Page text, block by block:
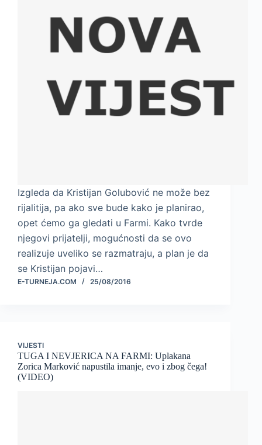
Izgleda da Kristijan Golubović ne može bez
rijalitija, pa ako sve bude kako je planirao,
opet ćemo ga gledati u Farmi. Kako tvrde
njegovi prijatelji, mogućnosti da se ovo
realizuje uveliko se razmatraju, a plan je da
se Kristijan pojavi…
E-TURNEJA.COM 25/08/2016
VIJESTI
TUGA I NEVJERICA NA FARMI: Uplakana
Zorica Marković napustila imanje, evo i zbog čega!
(VIDEO)